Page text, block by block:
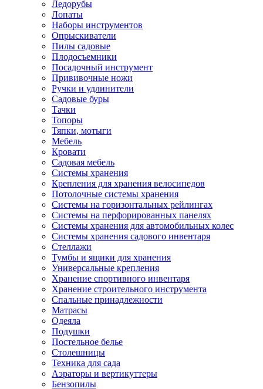
Ледорубы
Лопаты
Наборы инструментов
Опрыскиватели
Пилы садовые
Плодосъемники
Посадочный инструмент
Прививочные ножи
Ручки и удлинители
Садовые буры
Тачки
Топоры
Тяпки, мотыги
Мебель
Кровати
Садовая мебель
Системы хранения
Крепления для хранения велосипедов
Потолочные системы хранения
Системы на горизонтальных рейлингах
Системы на перфорированных панелях
Системы хранения для автомобильных колес
Системы хранения садового инвентаря
Стеллажи
Тумбы и ящики для хранения
Универсальные крепления
Хранение спортивного инвентаря
Хранение строительного инструмента
Спальные принадлежности
Матрасы
Одеяла
Подушки
Постельное белье
Столешницы
Техника для сада
Аэраторы и вертикуттеры
Бензопилы